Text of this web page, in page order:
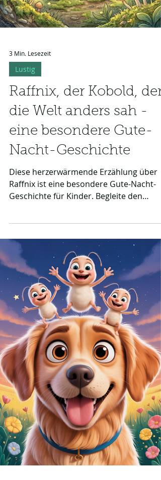
3 Min. Lesezeit
Lustig
Raffnix, der Kobold, der
die Welt anders sah -
Diese herzerwärmende Erzählung über
Raffnix ist eine besondere Gute-Nacht-
Geschichte für Kinder. Begleite den
liebenswerten Kobold, der jedes
Missgeschick mit viel Herz in ein
Abenteuer verwandelt. Seine positive
Sicht auf die Welt motiviert und schenkt
Geborgenheit vor dem Einschlafen. Ein
echtes Leseerlebnis für die Kleinsten.